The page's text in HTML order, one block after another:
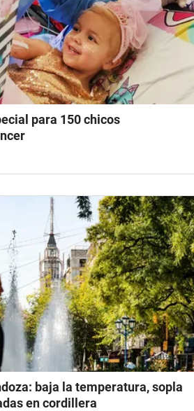
para 150 chicos
baja la temperatura, sopla
en cordillera